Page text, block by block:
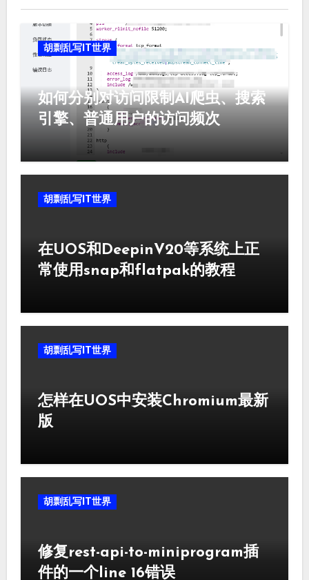
胡剽乱写IT世界
如何分别对访问限制AI爬虫、搜索
引擎、普通用户的访问频次
胡剽乱写IT世界
在UOS和DeepinV20等系统上正
常使用snap和flatpak的教程
胡剽乱写IT世界
怎样在UOS中安装Chromium最新
版
胡剽乱写IT世界
修复rest-api-to-miniprogram插
件的一个line 16错误